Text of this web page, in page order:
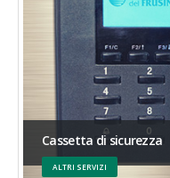
Cassetta di sicurezza
ALTRI SERVIZI